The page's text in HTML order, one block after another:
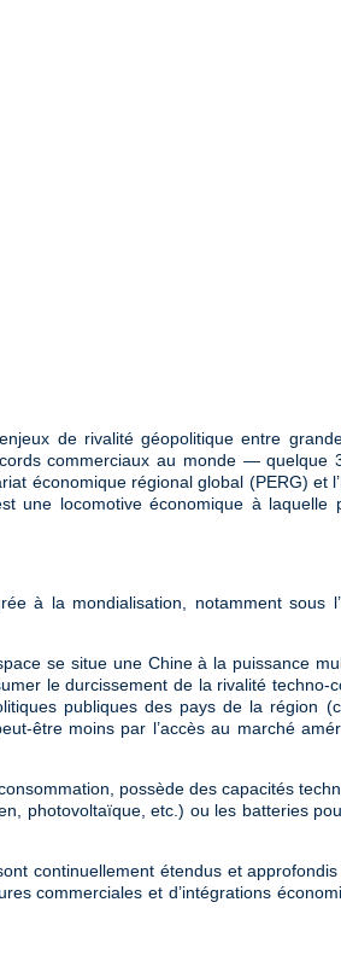
de rivalité géopolitique entre
commerciaux au monde —
économique régional global (PERG) et
une locomotive économique à laquelle
à la mondialisation, notamment sous
se situe une Chine à la puissance
le durcissement de la rivalité techno-
publiques des pays de la région
être moins par l’accès au marché
possède des capacités
photovoltaïque, etc.) ou les batteries
continuellement étendus et
commerciales et d’intégrations